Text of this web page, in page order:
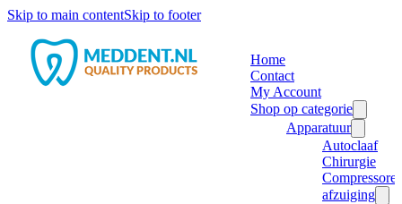
Skip to main contentSkip to footer
Home
Contact
My Account
Shop op categorie
Apparatuur
Autoclaaf
Chirurgie
afzuiging